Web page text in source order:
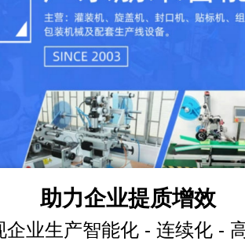
助力企业提质增效
业生产智能化 - 连续化 -